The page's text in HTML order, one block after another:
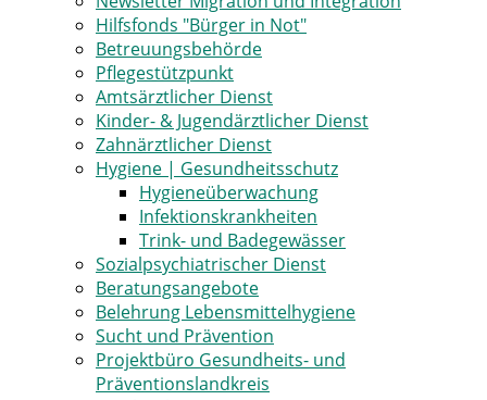
Hilfsfonds "Bürger in Not"
Betreuungsbehörde
Pflegestützpunkt
Amtsärztlicher Dienst
Kinder- & Jugendärztlicher Dienst
Zahnärztlicher Dienst
Hygiene | Gesundheitsschutz
Hygieneüberwachung
Infektionskrankheiten
Trink- und Badegewässer
Sozialpsychiatrischer Dienst
Beratungsangebote
Belehrung Lebensmittelhygiene
Sucht und Prävention
Projektbüro Gesundheits- und
Präventionslandkreis